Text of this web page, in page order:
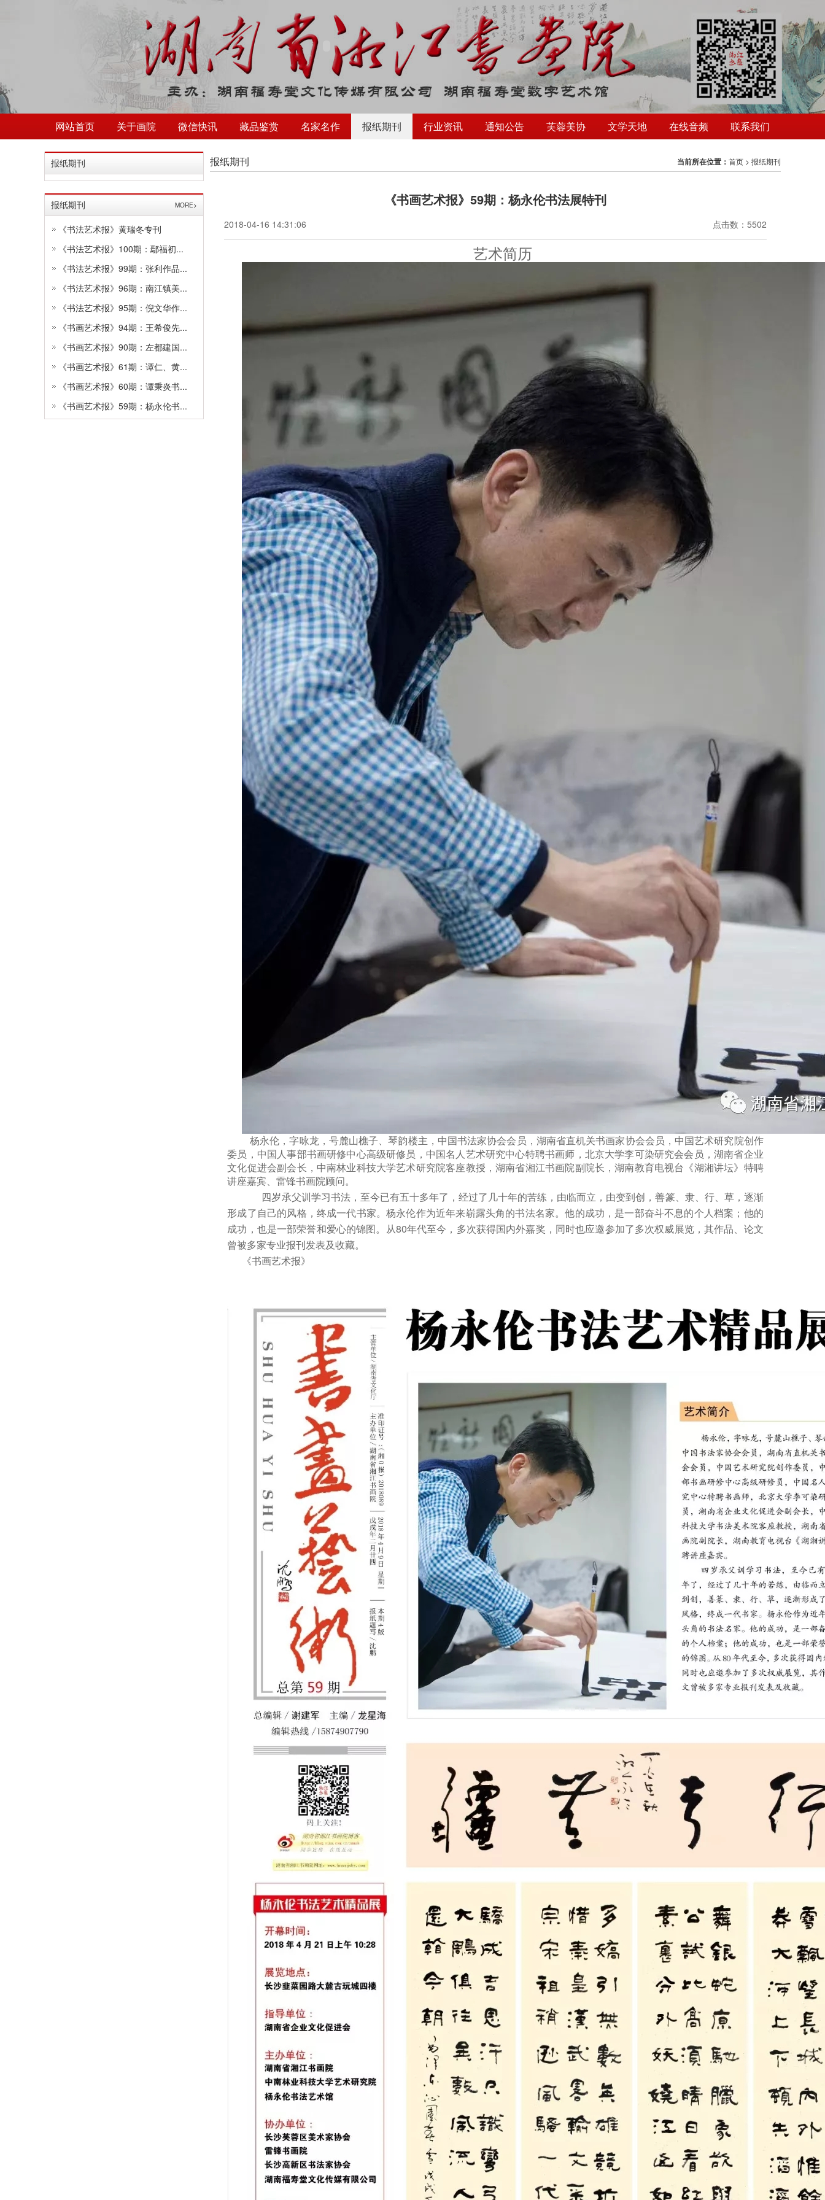
网站首页 关于画院 微信快讯 藏品鉴赏 名家名作 报纸期刊 行业资讯 通知公告 芙蓉美协 文学天地 在线音频 联系我们
报纸期刊
报纸期刊 MORE>
《书法艺术报》黄瑞冬专刊
《书法艺术报》100期：鄢福初...
《书法艺术报》99期：张利作品...
《书法艺术报》96期：南江镇美...
《书法艺术报》95期：倪文华作...
《书画艺术报》94期：王希俊先...
《书画艺术报》90期：左都建国...
《书画艺术报》61期：谭仁、黄...
《书画艺术报》60期：谭秉炎书...
《书画艺术报》59期：杨永伦书...
报纸期刊 当前所在位置： 首页 > 报纸期刊
《书画艺术报》59期：杨永伦书法展特刊
点击数：5502
2018-04-16 14:31:06
艺术简历
杨永伦，字咏龙，号麓山樵子、琴韵楼主，中国书法家协会会员，湖南省直机关书画家协会会员，中国艺术研究院创作
委员，中国人事部书画研修中心高级研修员，中国名人艺术研究中心特聘书画师，北京大学李可染研究会会员，湖南省企业
文化促进会副会长，中南林业科技大学艺术研究院客座教授，湖南省湘江书画院副院长，湖南教育电视台《湖湘讲坛》特聘
讲座嘉宾、雷锋书画院顾问。
四岁承父训学习书法，至今已有五十多年了，经过了几十年的苦练，由临而立，由变到创，善篆、隶、行、草，逐渐
形成了自己的风格，终成一代书家。杨永伦作为近年来崭露头角的书法名家。他的成功，是一部奋斗不息的个人档案；他的
成功，也是一部荣誉和爱心的锦图。从80年代至今，多次获得国内外嘉奖，同时也应邀参加了多次权威展览，其作品、论文
曾被多家专业报刊发表及收藏。
《书画艺术报》